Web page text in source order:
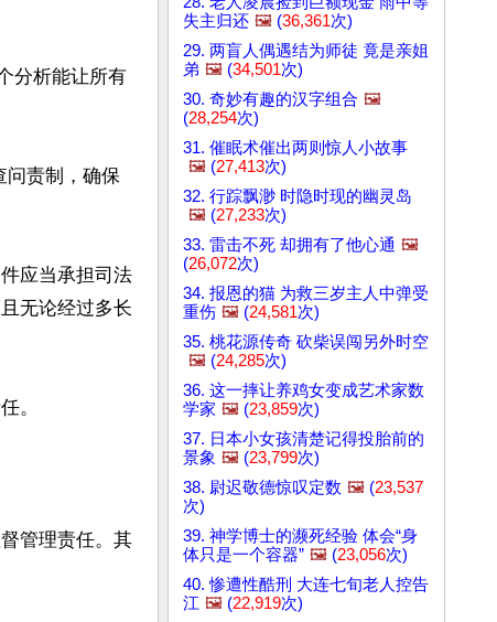
分析能让所有
问责制，确保
应当承担司法
无论经过多长
。
管理责任。其
失主归还 🖼️ (36,361次)
29. 两盲人偶遇结为师徒 竟是亲姐
弟 🖼️ (34,501次)
30. 奇妙有趣的汉字组合 🖼️
(28,254次)
31. 催眠术催出两则惊人小故事
🖼️ (27,413次)
32. 行踪飘渺 时隐时现的幽灵岛
🖼️ (27,233次)
33. 雷击不死 却拥有了他心通 🖼️
(26,072次)
34. 报恩的猫 为救三岁主人中弹受
重伤 🖼️ (24,581次)
35. 桃花源传奇 砍柴误闯另外时空
🖼️ (24,285次)
36. 这一摔让养鸡女变成艺术家数
学家 🖼️ (23,859次)
37. 日本小女孩清楚记得投胎前的
景象 🖼️ (23,799次)
38. 尉迟敬德惊叹定数 🖼️ (23,537
次)
39. 神学博士的濒死经验 体会“身
体只是一个容器” 🖼️ (23,056次)
40. 惨遭性酷刑 大连七旬老人控告
江 🖼️ (22,919次)